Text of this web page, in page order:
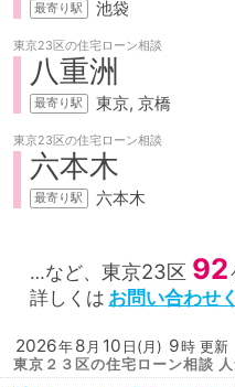
池袋
東京23区の住宅ローン相談
八重洲
東京 京橋
東京23区の住宅ローン相談
六本木
六本木
…など、 東京23区 92
詳しくは お問い合わせ
2026年8 月 10 日(月) 9時 更新
東京２３区の住宅ローン相談